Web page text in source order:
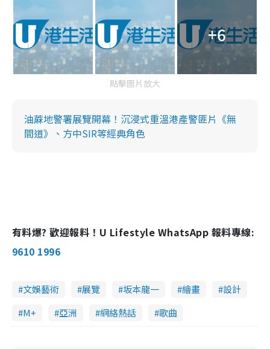
+6
點擊圖片放大
油蔴地警署展覽開幕！沉浸式重溫港產警匪片《無
間道》、方中SIR等經典角色
有料爆? 歡迎報料！U Lifestyle WhatsApp 報料專線:
9610 1996
文娛藝術 展覽 坂本龍一 繪畫
設計
M+
亞洲 網絡熱話 歌曲